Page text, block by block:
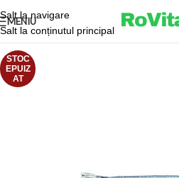
Salt la navigare
Salt la conținutul principal
MENIU
STOC
EPUIZ
AT